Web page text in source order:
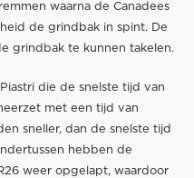
waarna de Canadees
de grindbak in spint. De
grindbak te kunnen takelen.
die de snelste tijd van
met een tijd van
sneller, dan de snelste tijd
hebben de
weer opgelapt, waardoor